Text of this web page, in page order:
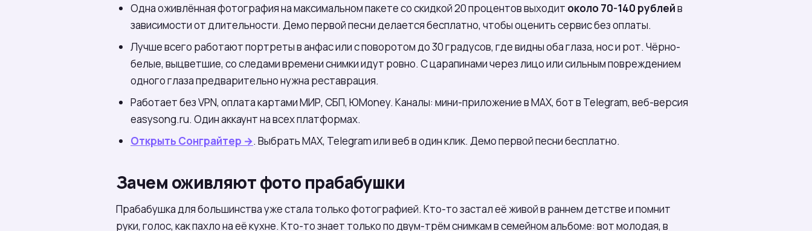
Одна оживлённая фотография на максимальном пакете со скидкой 20 процентов выходит около 70-140 рублейв
зависимости от длительности. Демо первой песни делается бесплатно, чтобы оценить сервис без оплаты.
Лучше всего работают портреты в анфас или с поворотом до 30 градусов, где видны оба глаза, нос и рот. Чёрно-
белые, выцветшие, со следами времени снимки идут ровно. С царапинами через лицо или сильным повреждением
одного глаза предварительно нужна реставрация.
Работает без VPN, оплата картами МИР, СБП, ЮMoney. Каналы: мини-приложение в МАХ, бот в Telegram, веб-версия
easysong.ru. Один аккаунт на всех платформах.
Открыть Сонграйтер →. Выбрать МАХ, Telegram или веб в один клик. Демо первой песни бесплатно.
Зачем оживляют фото прабабушки
Прабабушка для большинства уже стала только фотографией. Кто-то застал её живой в раннем детстве и помнит
руки, голос, как пахло на её кухне. Кто-то знает только по двум-трём снимкам в семейном альбоме: вот молодая, в